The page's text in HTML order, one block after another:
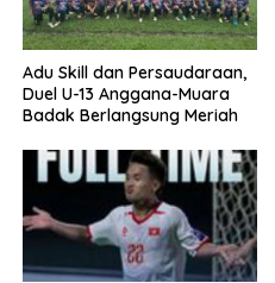
Adu Skill dan Persaudaraan,
Duel U-13 Anggana-Muara
Badak Berlangsung Meriah